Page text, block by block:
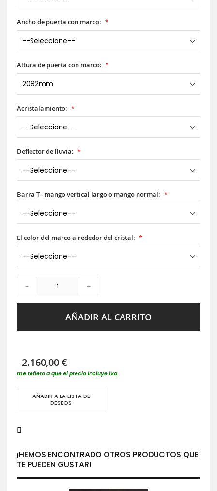
Ancho de puerta con marco:
Altura de puerta con marco:
Acristalamiento:
Deflector de lluvia:
Barra T - mango vertical largo o mango normal:
El color del marco alrededor del cristal:
- +
AÑADIR AL CARRITO
2.160,00 €
me refiero a que el precio incluye iva
AÑADIR A LA LISTA DE
DESEOS
¡HEMOS ENCONTRADO OTROS PRODUCTOS QUE
TE PUEDEN GUSTAR!